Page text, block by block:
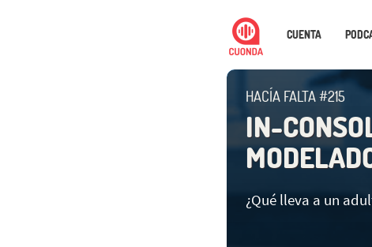
CUENTA
HACÍA FALTA #215
IN-
¿Qué lleva a un